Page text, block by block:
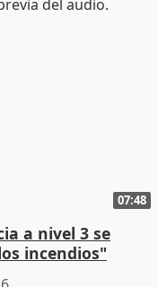
07:48
a nivel 3 se
incendios"